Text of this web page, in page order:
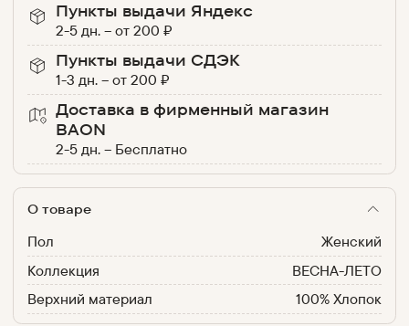
Пункты выдачи Яндекс
2-5 дн. –от200 ₽
Пункты выдачи СДЭК
1-3 дн. –от200 ₽
Доставка в фирменный магазин
BAON
2-5 дн. – Бесплатно
О товаре
Пол
Женский
Коллекция
ВЕСНА-ЛЕТО
Верхний материал
100% Хлопок